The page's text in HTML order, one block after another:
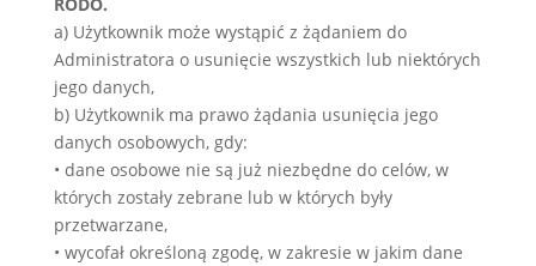
a) Użytkownik może wystąpić z żądaniem do
Administratora o usunięcie wszystkich lub niektórych
jego danych,
b) Użytkownik ma prawo żądania usunięcia jego
danych osobowych, gdy:
• dane osobowe nie są już niezbędne do celów, w
których zostały zebrane lub w których były
przetwarzane,
• wycofał określoną zgodę, w zakresie w jakim dane